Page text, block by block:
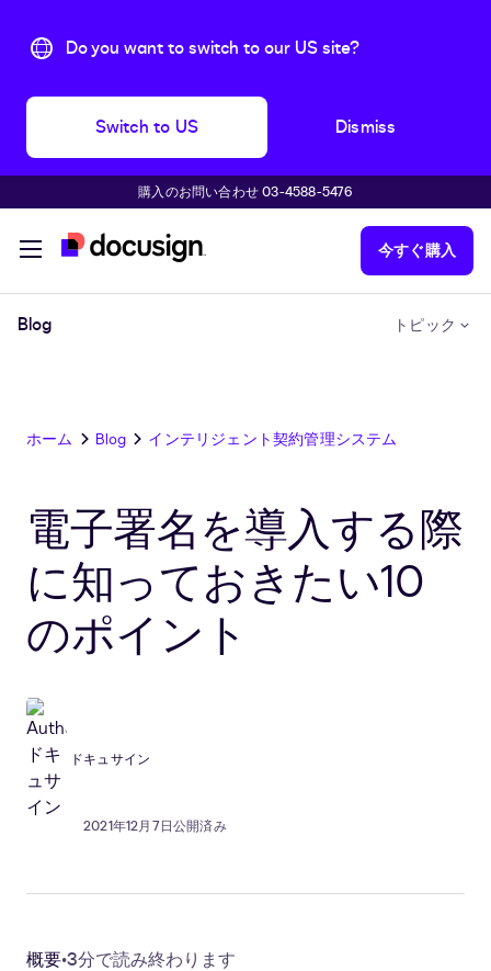
Do you want to switch to our US site?
Switch to US Dismiss
購入のお問い合わせ 03-4588-5476
今すぐ購入
Blog トピック
ホーム Blog インテリジェント契約管理システム
電子署名を導入する際
に知っておきたい10
のポイント
ドキュサイン
2021年12月7日公開済み
概要•3分で読み終わります